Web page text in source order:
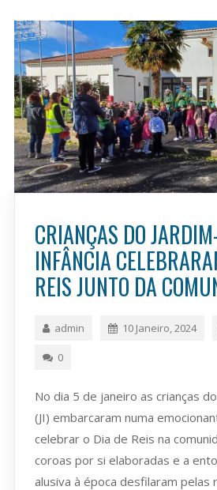
CRIANÇAS DO
INFÂNCIA
REIS JUNTO DA
admin 10 Janeiro, 2024
0
No dia 5 de janeiro as crianças
(JI) embarcaram numa
celebrar o Dia de Reis na
coroas por si elaboradas e a
alusiva à época desfilaram pelas